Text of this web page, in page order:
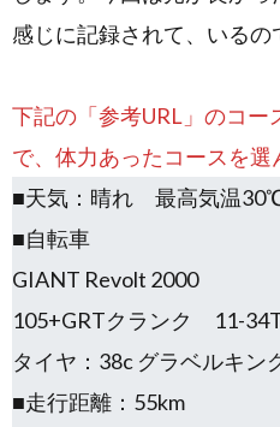
感じに記録されて、いるの
下記の「参考URL」のコー
で、体力あったコースを選
■天気：晴れ 最高気温
■自転車
GIANT Revolt 2000
105+GRTクランク 11-
タイヤ：38c グラベルキン
■走行距離：55km